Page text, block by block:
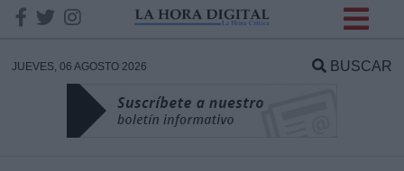
JUEVES, 06 AGOSTO 2026 BUSCAR
DATOS
Responsable: